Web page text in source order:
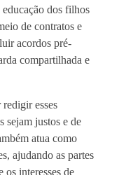
dos filhos
de contratos e
acordos pré-
compartilhada e
esses
sejam justos e de
atua como
ajudando as partes
os interesses de